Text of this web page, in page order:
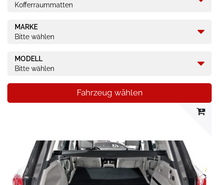
Kofferraummatten
MARKE
Bitte wählen
MODELL
Bitte wählen
Fahrzeug wählen